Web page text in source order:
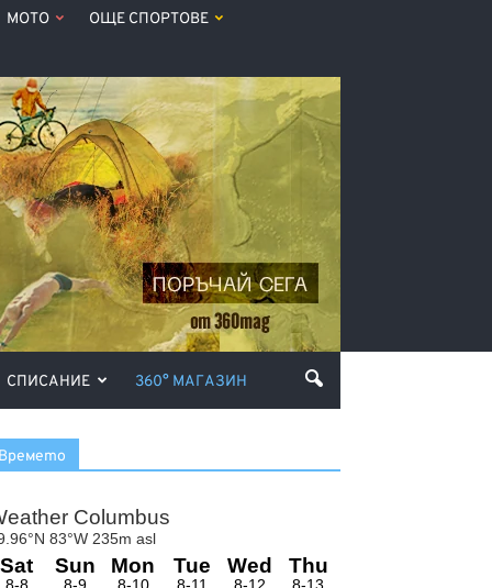
МОТО ОЩЕ СПОРТОВЕ
СПИСАНИЕ 360° МАГАЗИН